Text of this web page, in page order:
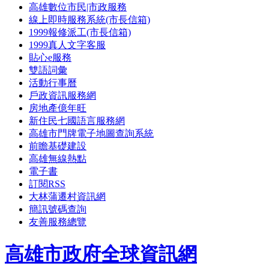
高雄數位市民|市政服務
線上即時服務系統(市長信箱)
1999報修派工(市長信箱)
1999真人文字客服
貼心e服務
雙語詞彙
活動行事曆
戶政資訊服務網
房地產億年旺
新住民七國語言服務網
高雄市門牌電子地圖查詢系統
前瞻基礎建設
高雄無線熱點
電子書
訂閱RSS
大林蒲遷村資訊網
簡訊號碼查詢
友善服務總覽
高雄市政府全球資訊網